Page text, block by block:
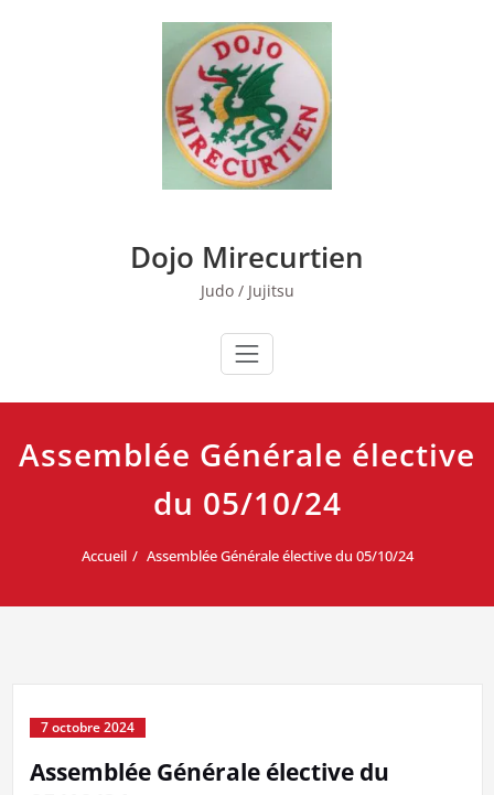
Dojo Mirecurtien
Judo / Jujitsu
Assemblée Générale élective
du 05/10/24
Accueil Assemblée Générale élective du 05/10/24
7 octobre 2024
Assemblée Générale élective du